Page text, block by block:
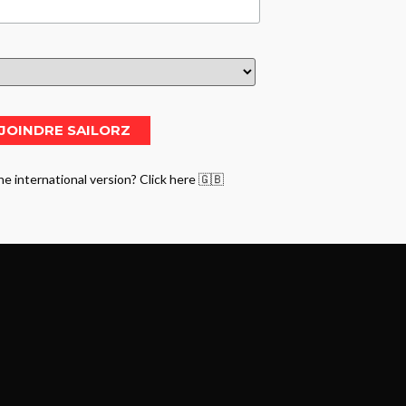
international version? Click here 🇬🇧